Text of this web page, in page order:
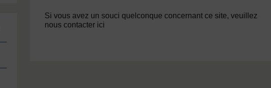
Si vous avez un souci quelconque concernant ce site, veuillez
nous contacter ici